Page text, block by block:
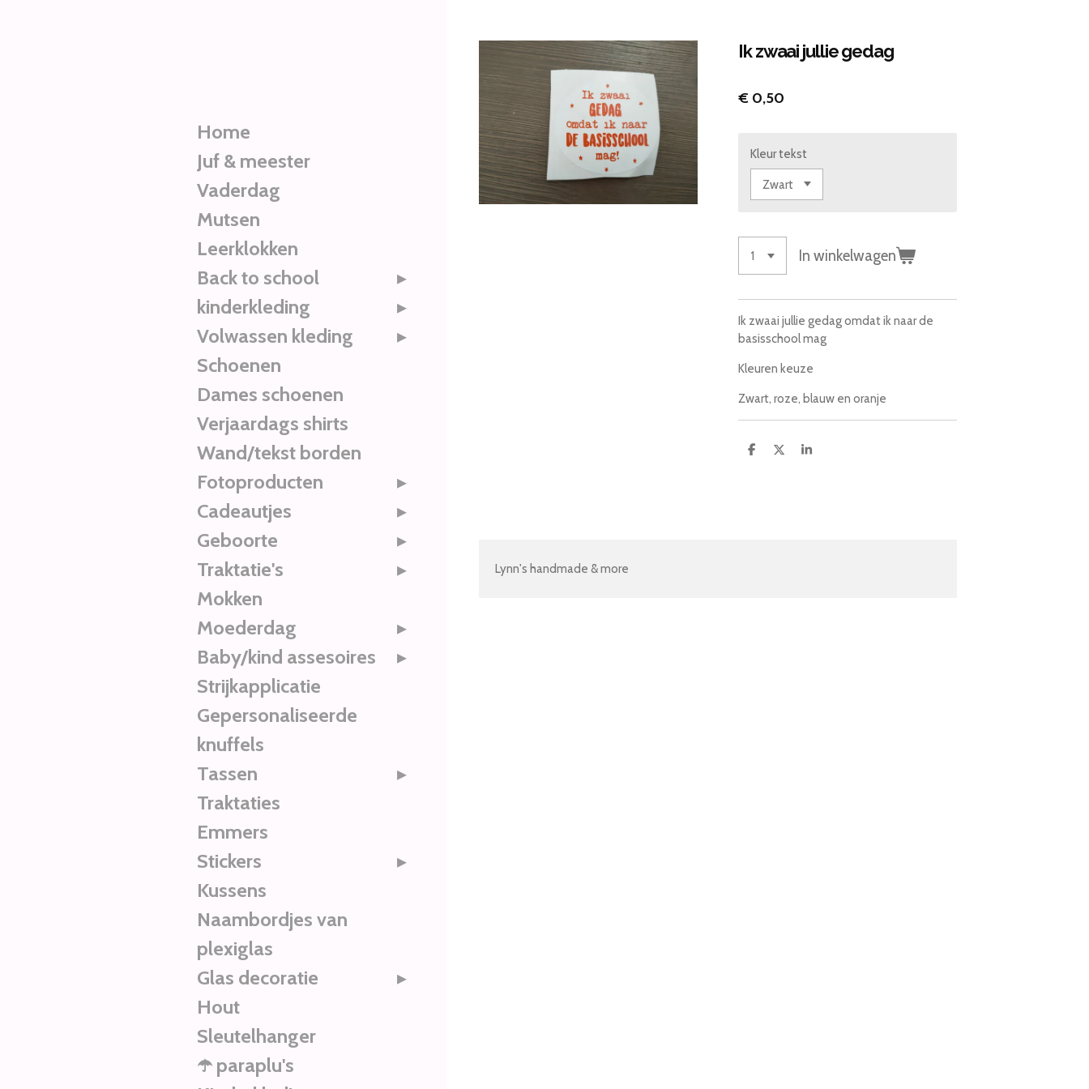
Ik zwaai jullie gedag
€ 0,50
Kleur tekst
In winkelwagen
Ik zwaai jullie gedag omdat ik naar de
basisschool mag
Kleuren keuze
Zwart, roze, blauw en oranje
D
D
S
Lynn's handmade & more
Home
Juf & meester
Vaderdag
Mutsen
Leerklokken
Back to school
kinderkleding
Volwassen kleding
Schoenen
Dames schoenen
Verjaardags shirts
Wand/tekst borden
Fotoproducten
Cadeautjes
Geboorte
Traktatie's
Mokken
Moederdag
Baby/kind assesoires
Strijkapplicatie
Gepersonaliseerde
knuffels
Tassen
Traktaties
Emmers
Stickers
Kussens
Naambordjes van
plexiglas
Glas decoratie
Hout
Sleutelhanger
☂️ paraplu's